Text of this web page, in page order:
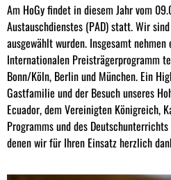
Am HoGy findet in diesem Jahr vom
Austauschdienstes (PAD) statt. Wir
ausgewählt wurden. Insgesamt
Internationalen Preisträgerprogramm
Bonn/Köln, Berlin und München. Ein
Gastfamilie und der Besuch unseres
Ecuador, dem Vereinigten Königreich,
Programms und des
denen wir für Ihren Einsatz herzlich